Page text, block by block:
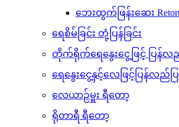
ဘေးထွက်ဖြန်းဆေး
ရေစိမ်ခြင်း တုံ့ပြန်ခြင်း
တိုက်ရိုက်ရေနွေးငွေ့ဖြင့် ပြန်လည်
ရေနွေးငွေ့နှင့်လေဖြင့်ပြန်လည်ပြု
လေယာဉ်မှူး ရီတော့
ရိုတာရီ ရီတော့